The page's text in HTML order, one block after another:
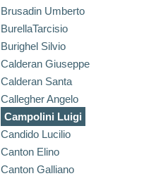
Brusadin Umberto
BurellaTarcisio
Burighel Silvio
Calderan Giuseppe
Calderan Santa
Callegher Angelo
Campolini Luigi
Candido Lucilio
Canton Elino
Canton Galliano